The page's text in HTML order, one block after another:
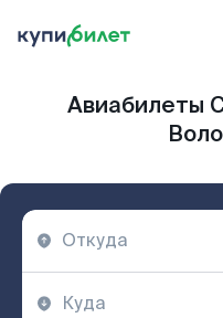
Авиабилеты